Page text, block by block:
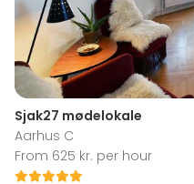
Sjak27 mødelokale
Aarhus C
From 625 kr. per hour